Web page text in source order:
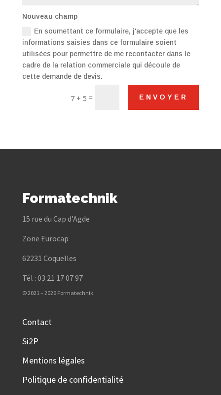
Nouveau champ
En soumettant ce formulaire, j'accepte que les
informations saisies dans ce formulaire soient
utilisées pour permettre de me recontacter dans le
cadre de la relation commerciale qui découle de
cette demande de devis.
7 + 5 = ENVOYER
Formatechnik
15 rue du Cap d’Agde
Zone Eurocap
62231 Coquelles
Tél : 03 21 17 07 97
© 2021 – 2026 Formatechnik
Contact
Si2P
Mentions légales
Politique de confidentialité